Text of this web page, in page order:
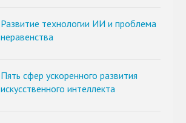
Развитие технологии ИИ и проблема
неравенства
Пять сфер ускоренного развития
искусственного интеллекта